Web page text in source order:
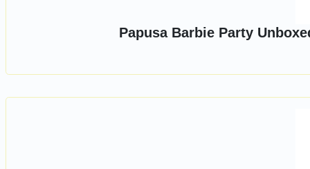
Papusa Barbie Party